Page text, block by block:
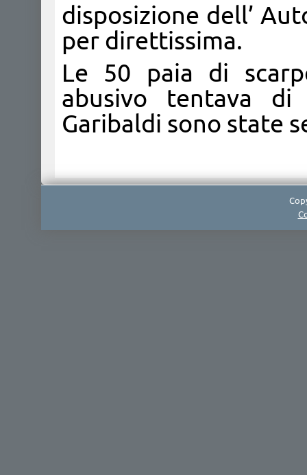
disposizione dell’
per direttissima.
Le 50 paia di
abusivo tentava
Garibaldi sono state